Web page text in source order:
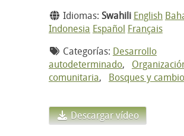
Idiomas: Swahili English
Indonesia Español Français
Categorías: Desarrollo
autodeterminado,
comunitaria, Bosques y
Descargar vídeo